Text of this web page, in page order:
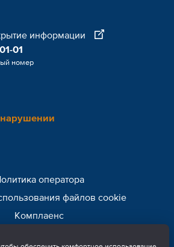
оператора
файлов cookie
Комплаенс
01
номер
информации